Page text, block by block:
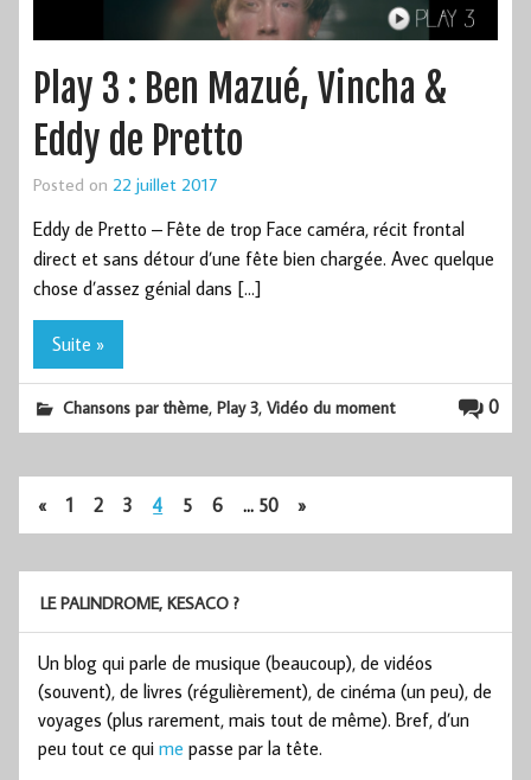
Play 3 : Ben Mazué, Vincha &
Eddy de Pretto
Posted on 22 juillet 2017
Eddy de Pretto – Fête de trop Face caméra, récit frontal
direct et sans détour d’une fête bien chargée. Avec quelque
chose d’assez génial dans […]
Suite »
0
Chansons par thème,Play 3,Vidéo du moment
« 1 2 3 4 5 6 … 50 »
LE PALINDROME, KESACO ?
Un blog qui parle de musique (beaucoup), de vidéos
(souvent), de livres (régulièrement), de cinéma (un peu), de
voyages (plus rarement, mais tout de même). Bref, d’un
peu tout ce qui me passe par la tête.